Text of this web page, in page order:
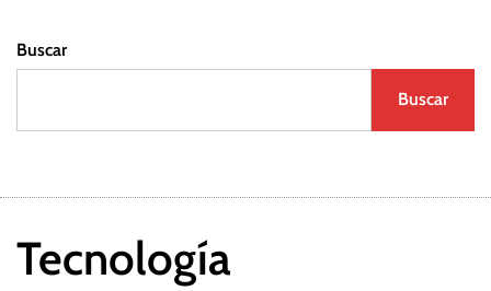
Buscar
Buscar
Tecnología